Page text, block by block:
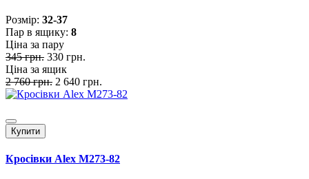
Розмiр: 32-37
Пар в ящику: 8
Ціна за пару
345 грн. 330 грн.
Ціна за ящик
2 760 грн. 2 640 грн.
Купити
Кросівки Alex M273-82